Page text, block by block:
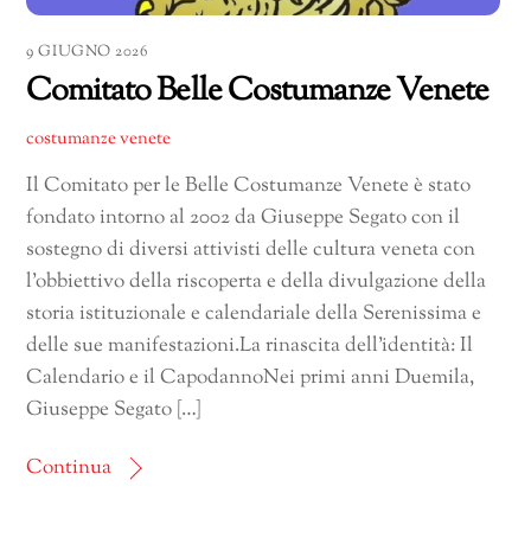
9 GIUGNO 2026
Comitato Belle Costumanze Venete
costumanze venete
Il Comitato per le Belle Costumanze Venete è stato
fondato intorno al 2002 da Giuseppe Segato con il
sostegno di diversi attivisti delle cultura veneta con
l’obbiettivo della riscoperta e della divulgazione della
storia istituzionale e calendariale della Serenissima e
delle sue manifestazioni.La rinascita dell’identità: Il
Calendario e il CapodannoNei primi anni Duemila,
Giuseppe Segato […]
Continua